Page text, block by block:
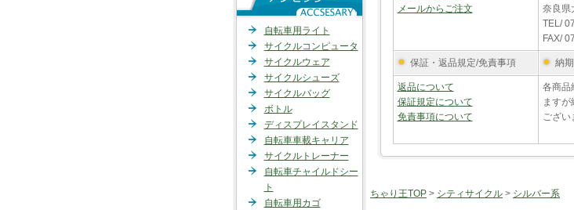
自転車用ライト
サイクルコンピュータ
サイクルウェア
サイクルシューズ
サイクルバッグ
ボトル
ディスプレイスタンド
自転車車載キャリア
サイクルトレーナー
自転車チャイルドシー
ト
自転車用カゴ
メールからご注文
奈良県
TEL/
FAX/
保証・返品規定/免責事項 納
返品について
保証規定について
免責事項について
各商品
ます
ござい
ちゃり王TOP > シティサイクル > シルバー系